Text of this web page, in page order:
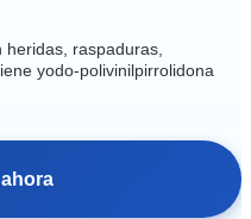
raspaduras,
yodo-polivinilpirrolidona